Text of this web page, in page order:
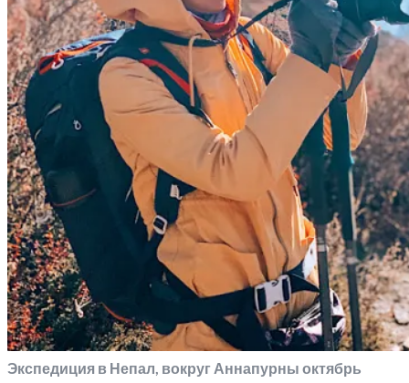
Экспедиция в Непал, вокруг Аннапурны октябрь